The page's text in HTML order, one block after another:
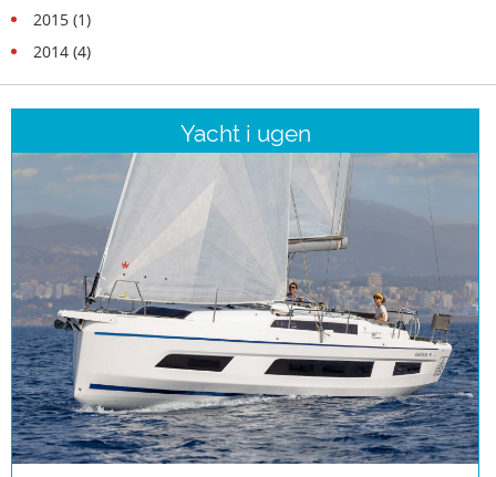
2015 (1)
2014 (4)
Yacht i ugen